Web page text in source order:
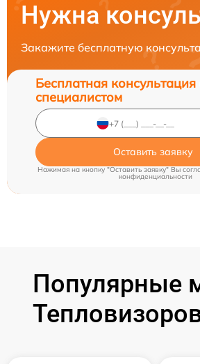
Нужна
Закажите бесплатную
Бесплатная консультация
специалистом
Оставить заявку
Нажимая на кнопку "Оставить заявку" Вы
конфиденциальности
Популярные